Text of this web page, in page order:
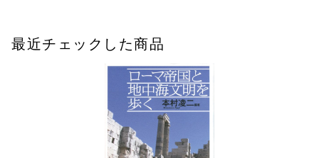
最近チェックした商品